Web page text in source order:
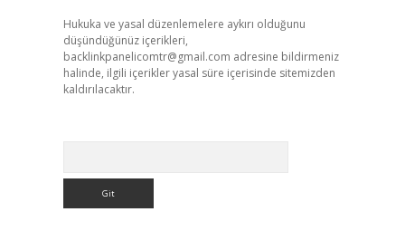
Hukuka ve yasal düzenlemelere aykırı olduğunu
düşündüğünüz içerikleri,
backlinkpanelicomtr@gmail.com adresine bildirmeniz
halinde, ilgili içerikler yasal süre içerisinde sitemizden
kaldırılacaktır.